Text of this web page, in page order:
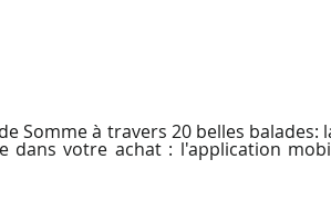
Somme à travers 20 belles
dans votre achat : l'application